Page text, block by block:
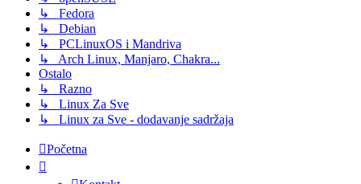
↳ Fedora
↳ Debian
↳ PCLinuxOS i Mandriva
↳ Arch Linux, Manjaro, Chakra...
Ostalo
↳ Razno
↳ Linux Za Sve
↳ Linux za Sve - dodavanje sadržaja
Početna